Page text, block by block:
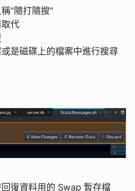
“隨打隨搜”
代
是磁碟上的檔案中進行搜尋
復資料用的 Swap 暫存檔